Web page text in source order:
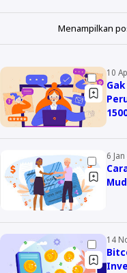
Destinasi
Hotel
Kuliner
Travel Tips
Beauty
Home Living
Family
Self Improvement
Otomotif
About Me
Work With Me
Menampilkan
10
6
14